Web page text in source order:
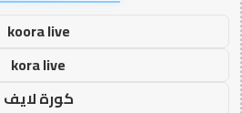
koora live
kora live
كورة لايف